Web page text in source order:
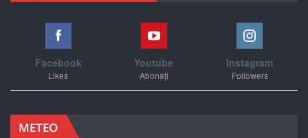
Facebook
Likes
Youtube
Abonați
Instagram
Followers
METEO